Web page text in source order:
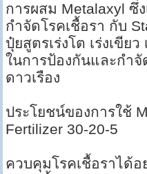
การผสม Metalaxyl ซึ่
กำจัดโรคเชื้อรา กับ
ปุ๋ยสูตรเร่งโต เร่งเขีย
ในการป้องกันและกำจั
ดาวเรือง
ประโยชน์ของการใช้
Fertilizer 30-20-5
ควบคุมโรคเชื้อราได้